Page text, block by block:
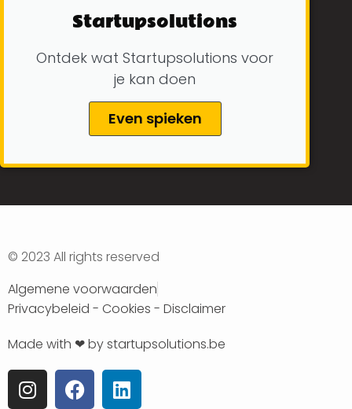
Startupsolutions
Ontdek wat Startupsolutions voor
je kan doen
Even spieken
© 2023 All rights reserved​
Algemene voorwaarden
Privacybeleid - Cookies - Disclaimer
Made with ❤ by startupsolutions.be